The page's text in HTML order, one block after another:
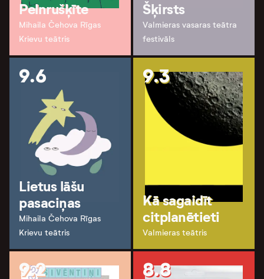
Pelnrušķīte
Mihaila Čehova Rīgas
Krievu teātris
Šķirsts
Valmieras vasaras teātra
festivāls
9.6
Lietus lāšu
pasaciņas
Mihaila Čehova Rīgas
Krievu teātris
9.3
Kā sagaidīt
citplanētieti
Valmieras teātris
9.2 8.8